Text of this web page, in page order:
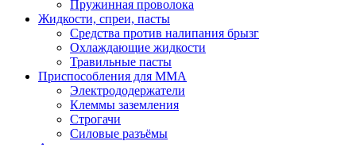
Пружинная проволока
Жидкости, спреи, пасты
Средства против налипания брызг
Охлаждающие жидкости
Травильные пасты
Приспособления для ММА
Электрододержатели
Клеммы заземления
Строгачи
Силовые разъёмы